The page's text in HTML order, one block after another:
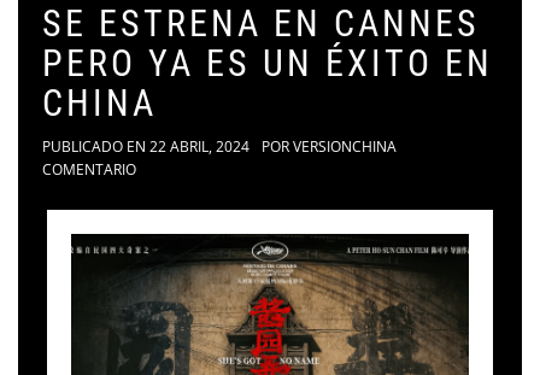
SE ESTRENA EN CANNES
PERO YA ES UN ÉXITO EN
CHINA
PUBLICADO EN 22 ABRIL, 2024 PORVERSIONCHINA
COMENTARIO